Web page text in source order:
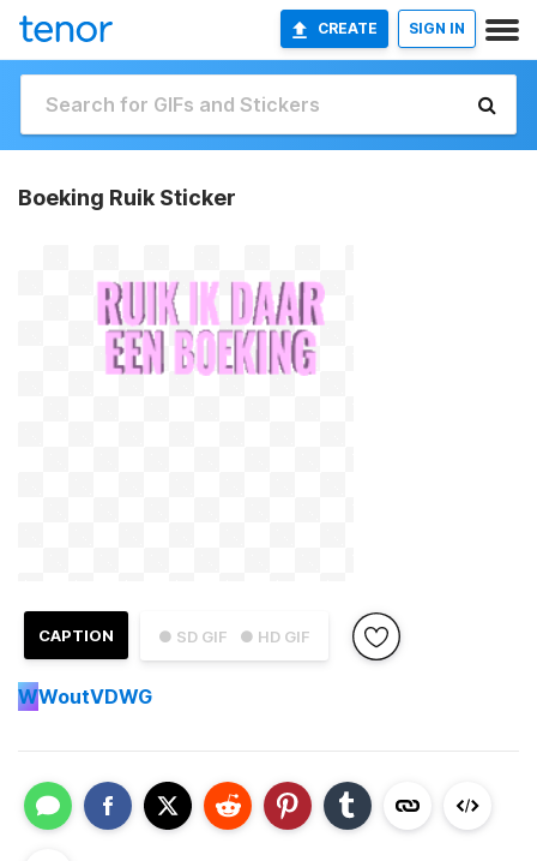
CREATE SIGN IN
Boeking Ruik Sticker
● SD GIF ● HD GIF
CAPTION
WWoutVDWG